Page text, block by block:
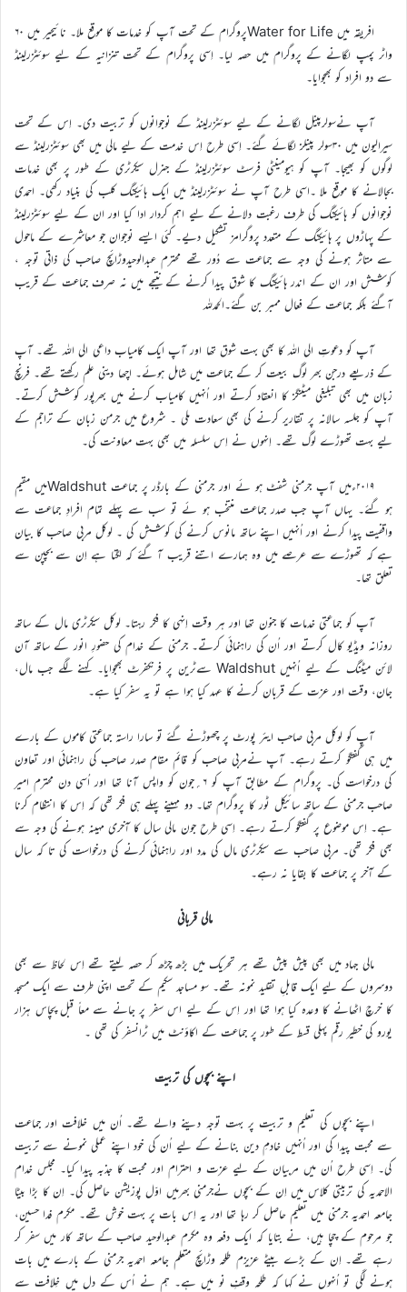
افریقہ میں Water for Lifeپروگرام کے تحت آپ کو خدمات کا موقع ملا۔ نائیجیر میں ۶۰
واٹر پمپ لگانے کے پروگرام میں حصہ لیا۔ اِسی پروگرام کے تحت تنزانیہ کے لیے سوئٹزرلینڈ
سے دو افراد کو بھجوایا۔
آپ نےسولرپینل لگانے کے لیے سوئٹزرلینڈ کے نوجوانوں کو تربیت دی۔ اِس کے تحت
سیرالیون میں ۳۰سولر پینلز لگائے گئے۔ اِسی طرح اِس خدمت کے لیے مالی میں بھی سوئٹزرلینڈ سے
لوگوں کو بھیجا۔ آپ کو ہیومینٹی فرسٹ سوئٹزرلینڈ کے جنرل سیکرٹری کے طور پر بھی خدمات
بجالانے کا موقع ملا ۔اسی طرح آپ نے سوئٹزرلینڈ میں ایک ہائیکنگ کلب کی بنیاد رکھی۔ احمدی
نوجوانوں کو ہائیکنگ کی طرف رغبت دلانے کے لیے اہم کردار ادا کیا اور ان کے لیے سوئٹزرلینڈ
کے پہاڑوں پر ہائیکنگ کے متعدد پروگرامز تشکیل دیے۔ کئی ایسے نوجوان جو معاشرے کے ماحول
سے متاثر ہونے کی وجہ سے جماعت سے دُور تھے محترم عبدالوحیدوڑائچ صاحب کی ذاتی توجہ ،
کوشش اور ان کے اندر ہائیکنگ کا شوق پیدا کرنے کے نتیجے میں نہ صرف جماعت کے قریب
آگئے بلکہ جماعت کے فعال ممبر بن گئے۔الحمدللہ
آپ کو دعوتِ الی اللہ کا بھی بہت شوق تھا اور آپ ایک کامیاب داعی الی اللہ تھے۔ آپ
کے ذریعے درجن بھر لوگ بیعت کر کے جماعت میں شامل ہوئے۔ اچھا دینی علم رکھتے تھے۔ فرنچ
زبان میں بھی تبلیغی میٹنگز کا انعقاد کرتے اور اُنہیں کامیاب کرنے میں بھرپور کوشش کرتے۔
آپ کو جلسہ سالانہ پر تقاریر کرنے کی بھی سعادت ملی ۔ شروع میں جرمن زبان کے تراجم کے
لیے بہت تھوڑے لوگ تھے۔ اِنہوں نے اِس سلسلہ میں بھی بہت معاونت کی۔
۲۰۱۹ءمیں آپ جرمنی شفٹ ہو ئے اور جرمنی کے بارڈر پر جماعت Waldshutمیں مقیم
ہو گئے۔ یہاں آپ جب صدر جماعت منتخب ہو ئے تو سب سے پہلے تمام افرادِ جماعت سے
واقفیت پیدا کرنے اور اُنہیں اپنے ساتھ مانوس کرنے کی کوشش کی ۔ لوکل مربی صاحب کا بیان
ہے کہ تھوڑے سے عرصے میں وہ ہمارے اتنے قریب آ گئے کہ لگتا ہے اِن سے بچپن سے
تعلق تھا۔
آپ کو جماعتی خدمات کا جنون تھا اور ہر وقت اِنہی کا فکر رہتا۔ لوکل سیکرٹری مال کے ساتھ
روزانہ ویڈیو کال کرتے اور اُن کی راہنمائی کرتے۔ جرمنی کے خدام کی حضورِ انور کے ساتھ آن
لائن میٹنگ کے لیے اُنہیں Waldshut سےٹرین پر فرنکفرٹ بھجوایا۔ کہنے لگے جب مال،
جان، وقت اور عزت کے قربان کرنے کا عہد کیا ہوا ہے تو یہ سفر کیا ہے۔
آپ کو لوکل مربی صاحب ایئر پورٹ پر چھوڑنے گئے تو سارا راستہ جماعتی کاموں کے بارے
میں ہی گفتگو کرتے رہے۔ آپ نےمربی صاحب کو قائم مقام صدر صاحب کی راہنمائی اور تعاون
کی درخواست کی۔ پروگرام کے مطابق آپ کو ۶؍جون کو واپس آنا تھا اور اُسی دن محترم امیر
صاحب جرمنی کے ساتھ سائیکل ٹور کا پروگرام تھا۔ دو مہینے پہلے ہی فکر تھی کہ اِس کا انتظام کرنا
ہے۔ اِس موضوع پر گفتگو کرتے رہے۔ اِسی طرح جون مالی سال کا آخری مہینہ ہونے کی وجہ سے
بھی فکر تھی۔ مربی صاحب سے سیکرٹری مال کی مدد اور راہنمائی کرنے کی درخواست کی تا کہ سال
کے آخر پر جماعت کا بقایا نہ رہے۔
مالی قربانی
مالی جہاد میں بھی پیش پیش تھے ہر تحریک میں بڑھ چڑھ کر حصہ لیتے تھے اِس لحاظ سے بھی
دوسروں کے لیے ایک قابلِ تقلید نمونہ تھے۔ سو مساجد سکیم کے تحت اپنی طرف سے ایک مسجد
کا خرچ اٹھانے کا وعدہ کیا ہوا تھا اور اِس کے لیے اس سفر پر جانے سے معاً قبل پچاس ہزار
یورو کی خطیر رقم پہلی قسط کے طور پر جماعت کے اکاؤنٹ میں ٹرانسفر کی تھی ۔
اپنے بچوں کی تربیت
اپنے بچوں کی تعلیم و تربیت پر بہت توجہ دینے والے تھے۔ اُن میں خلافت اور جماعت
سے محبت پیدا کی اور اُنہیں خادمِ دین بنانے کے لیے اُن کی خود اپنے عملی نمونے سے تربیت
کی۔ اِسی طرح اُن میں مربیان کے لیے عزت و احترام اور محبت کا جذبہ پیدا کیا۔ مجلس خدام
الاحمدیہ کی تربیتی کلاس میں اِن کے بچوں نےجرمنی بھرمیں اوّل پوزیشن حاصل کی۔ اِن کا بڑا بیٹا
جامعہ احمدیہ جرمنی میں تعلیم حاصل کر رہا تھا اور یہ اِس بات پر بہت خوش تھے۔ مکرم فدا حسین،
جو مرحوم کے چچا ہیں، نے بتایا کہ ایک دفعہ وہ مکرم عبدالوحید صاحب کے ساتھ کار میں سفر کر
رہے تھے۔ اِن کے بڑے بیٹے عزیزم طلحہ وڑائچ متعلم جامعہ احمدیہ جرمنی کے بارے میں بات
ہونے لگی تو اُنہوں نے کہا کہ طلحہ وقفِ نو میں ہے۔ ہم نے اُس کے دل میں خِلافت سے